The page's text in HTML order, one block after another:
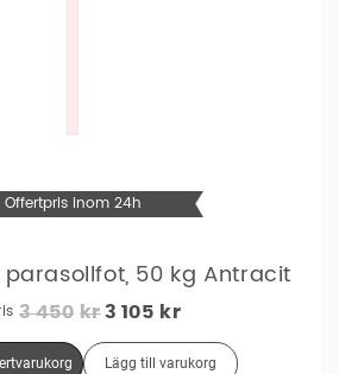
Offertpris inom 24h
50 kg Antracit
3 450 Kr Det
Ursprungliga
Priset
3 105 Kr
Nuvarande
Priset
Lägg till varukorg